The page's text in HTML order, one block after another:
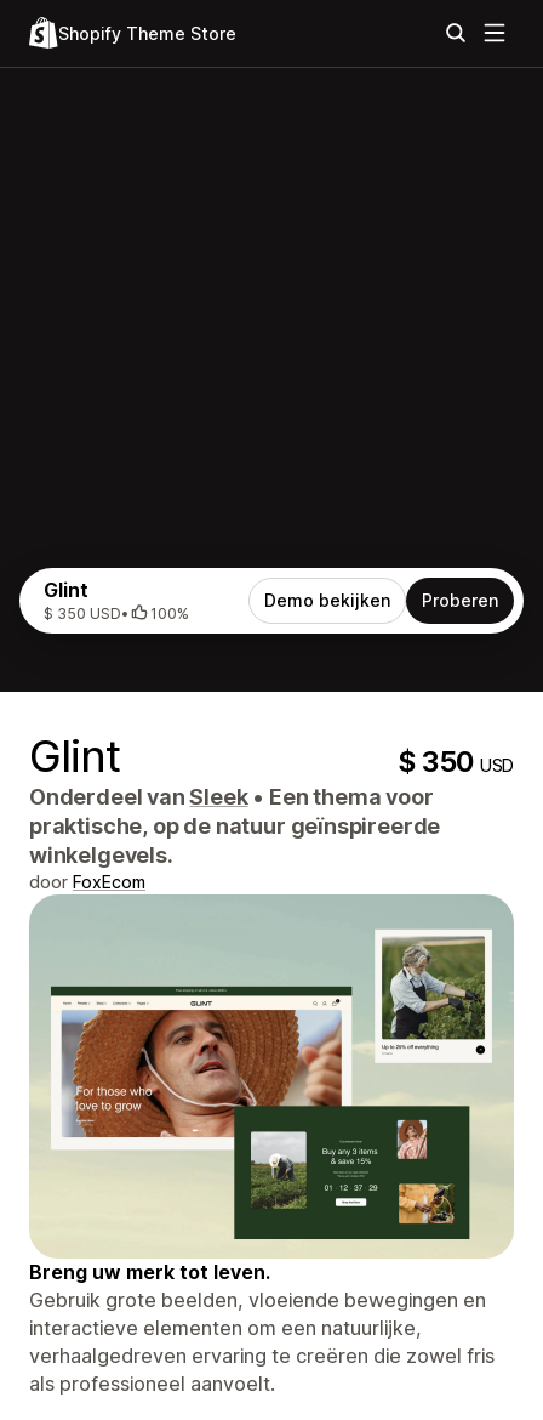
Shopify Theme Store
Glint
$ 350 USD• 100%
Demo bekijken Proberen
Glint $ 350USD
Onderdeel vanSleek • Een thema voor
praktische, op de natuur geïnspireerde
winkelgevels.
door FoxEcom
Breng uw merk tot leven.
Gebruik grote beelden, vloeiende bewegingen en
interactieve elementen om een ​​natuurlijke,
verhaalgedreven ervaring te creëren die zowel fris
als professioneel aanvoelt.